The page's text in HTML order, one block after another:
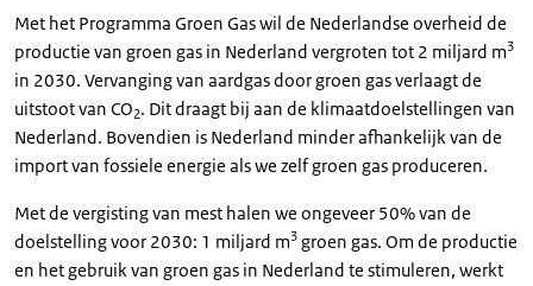
Met het Programma Groen Gas wil de Nederlandse overheid de
productie van groen gas in Nederland vergroten tot 2 miljard m3
in 2030. Vervanging van aardgas door groen gas verlaagt de
uitstoot van CO2. Dit draagt bij aan de klimaatdoelstellingen van
Nederland. Bovendien is Nederland minder afhankelijk van de
import van fossiele energie als we zelf groen gas produceren.
Met de vergisting van mest halen we ongeveer 50% van de
doelstelling voor 2030: 1 miljard m3 groen gas. Om de productie
en het gebruik van groen gas in Nederland te stimuleren, werkt